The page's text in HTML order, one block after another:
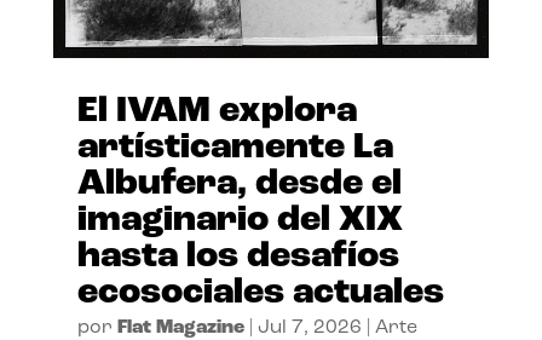
El IVAM explora
artísticamente La
Albufera, desde el
imaginario del XIX
hasta los desafíos
ecosociales actuales
por Flat Magazine| Jul 7, 2026 Arte